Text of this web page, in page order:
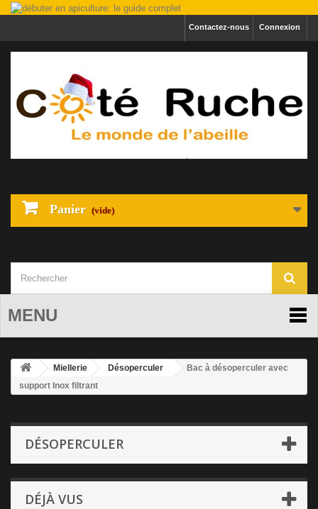
Connexion
Contactez-nous
Panier (vide)
MENU
Miellerie Désoperculer
Bac à désoperculer avec
support Inox filtrant
DÉSOPERCULER
DÉJÀ VUS